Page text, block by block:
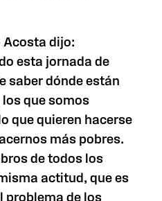
Acosta dijo:
esta jornada de
saber dónde están
que somos
que quieren hacerse
más pobres.
de todos los
actitud, que es
problema de los